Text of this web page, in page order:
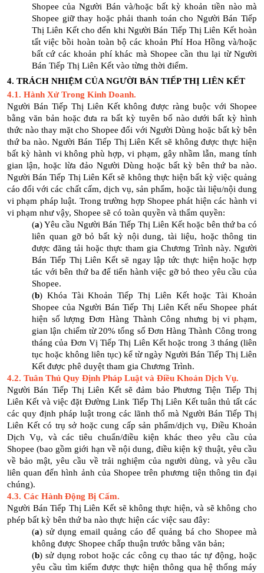
Shopee của Người Bán và/hoặc bất kỳ khoản tiền nào mà
Shopee giữ thay hoặc phải thanh toán cho Người Bán Tiếp
Thị Liên Kết cho đến khi Người Bán Tiếp Thị Liên Kết hoàn
tất việc bồi hoàn toàn bộ các khoản Phí Hoa Hồng và/hoặc
bất cứ các khoản phí khác mà Shopee cần thu lại từ Người
Bán Tiếp Thị Liên Kết vào từng thời điểm.
4. TRÁCH NHIỆM CỦA NGƯỜI BÁN TIẾP THỊ LIÊN KẾT
4.1. Hành Xử Trong Kinh Doanh.
Người Bán Tiếp Thị Liên Kết không được ràng buộc với Shopee
bằng văn bản hoặc đưa ra bất kỳ tuyên bố nào dưới bất kỳ hình
thức nào thay mặt cho Shopee đối với Người Dùng hoặc bất kỳ bên
thứ ba nào. Người Bán Tiếp Thị Liên Kết sẽ không được thực hiện
bất kỳ hành vi không phù hợp, vi phạm, gây nhầm lẫn, mang tính
gian lận, hoặc lừa đảo Người Dùng hoặc bất kỳ bên thứ ba nào.
Người Bán Tiếp Thị Liên Kết sẽ không thực hiện bất kỳ việc quảng
cáo đối với các chất cấm, dịch vụ, sản phẩm, hoặc tài liệu/nội dung
vi phạm pháp luật. Trong trường hợp Shopee phát hiện các hành vi
vi phạm như vậy, Shopee sẽ có toàn quyền và thẩm quyền:
(a) Yêu cầu Người Bán Tiếp Thị Liên Kết hoặc bên thứ ba có
liên quan gỡ bỏ bất kỳ nội dung, tài liệu, hoặc thông tin
được đăng tải hoặc thực tham gia Chương Trình này. Người
Bán Tiếp Thị Liên Kết sẽ ngay lập tức thực hiện hoặc hợp
tác với bên thứ ba để tiến hành việc gỡ bỏ theo yêu cầu của
Shopee.
(b) Khóa Tài Khoản Tiếp Thị Liên Kết hoặc Tài Khoản
Shopee của Người Bán Tiếp Thị Liên Kết nếu Shopee phát
hiện số lượng Đơn Hàng Thành Công nhưng bị vi phạm,
gian lận chiếm từ 20% tổng số Đơn Hàng Thành Công trong
tháng của Đơn Vị Tiếp Thị Liên Kết hoặc trong 3 tháng (liên
tục hoặc không liên tục) kể từ ngày Người Bán Tiếp Thị Liên
Kết được phê duyệt tham gia Chương Trình.
4.2. Tuân Thủ Quy Định Pháp Luật và Điều Khoản Dịch Vụ.
Người Bán Tiếp Thị Liên Kết sẽ đảm bảo Phương Tiện Tiếp Thị
Liên Kết và việc đặt Đường Link Tiếp Thị Liên Kết tuân thủ tất các
các quy định pháp luật trong các lãnh thổ mà Người Bán Tiếp Thị
Liên Kết có trụ sở hoặc cung cấp sản phẩm/dịch vụ, Điều Khoản
Dịch Vụ, và các tiêu chuẩn/điều kiện khác theo yêu cầu của
Shopee (bao gồm giới hạn về nội dung, điều kiện kỹ thuật, yêu cầu
về bảo mật, yêu cầu về trải nghiệm của người dùng, và yêu cầu
liên quan đến hình ảnh của Shopee trên phương tiện thông tin đại
chúng).
4.3. Các Hành Động Bị Cấm.
Người Bán Tiếp Thị Liên Kết sẽ không thực hiện, và sẽ không cho
phép bất kỳ bên thứ ba nào thực hiện các việc sau đây:
(a) sử dụng email quảng cáo để quảng bá cho Shopee mà
không được Shopee chấp thuận trước bằng văn bản;
(b) sử dụng robot hoặc các công cụ thao tác tự động, hoặc
yêu cầu tìm kiếm được thực hiện thông qua hệ thống máy